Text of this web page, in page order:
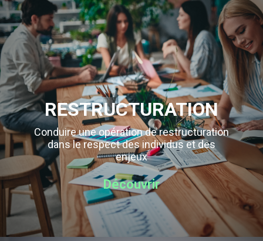
RESTRUCTURATION
Conduire une opération de restructuration
dans le respect des individus et des
enjeux
Découvrir